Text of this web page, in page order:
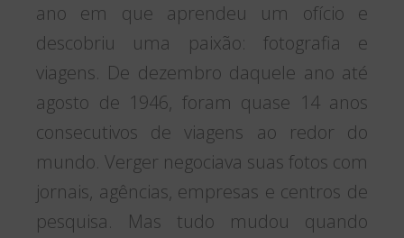
ano em que aprendeu um ofício e
descobriu uma paixão: fotografia e
viagens. De dezembro daquele ano até
agosto de 1946, foram quase 14 anos
consecutivos de viagens ao redor do
mundo. Verger negociava suas fotos com
jornais, agências, empresas e centros de
pesquisa. Mas tudo mudou quando